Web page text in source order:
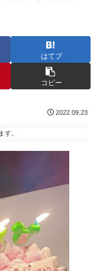
はてブ
コピー
2022.09.23
す。